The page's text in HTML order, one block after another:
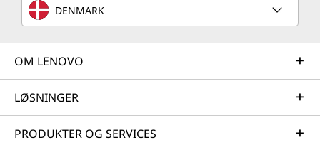
DENMARK
OM LENOVO
LØSNINGER
PRODUKTER OG SERVICES